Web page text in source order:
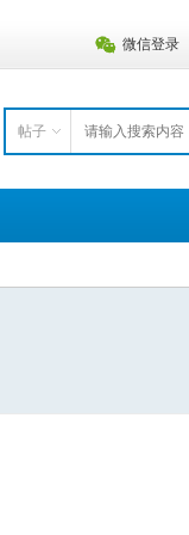
微信登录
帖子